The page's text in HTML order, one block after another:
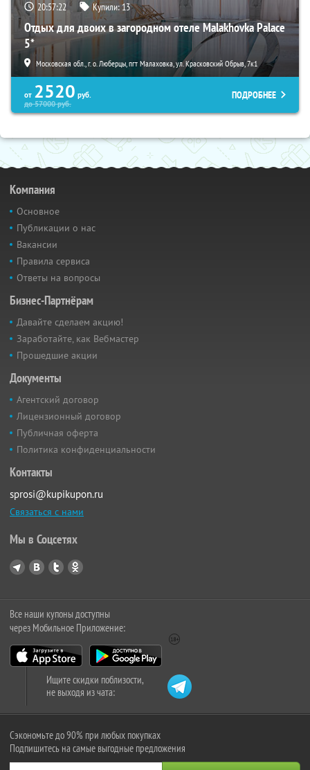
20:57:21 Купили:13
Отдых для двоих в загородном отеле Malakhovka Palace
5*
Московская обл., г. о. Люберцы, пгт Малаховка, ул. Красковский Обрыв, 7к1
от 2520 руб.
до57000руб.
ПОДРОБНЕЕ
Компания
Основное
Публикации о нас
Вакансии
Правила сервиса
Ответы на вопросы
Бизнес-Партнёрам
Давайте сделаем акцию!
Заработайте, как Вебмастер
Прошедшие акции
Документы
Агентский договор
Лицензионный договор
Публичная оферта
Политика конфиденциальности
Контакты
sprosi@kupikupon.ru
Связаться с нами
Мы в Соцсетях
Все наши купоны доступны
через Мобильное Приложение:
Ищите скидки поблизости,
не выходя из чата:
Сэкономьте до 90% при любых покупках
Подпишитесь на самые выгодные предложения